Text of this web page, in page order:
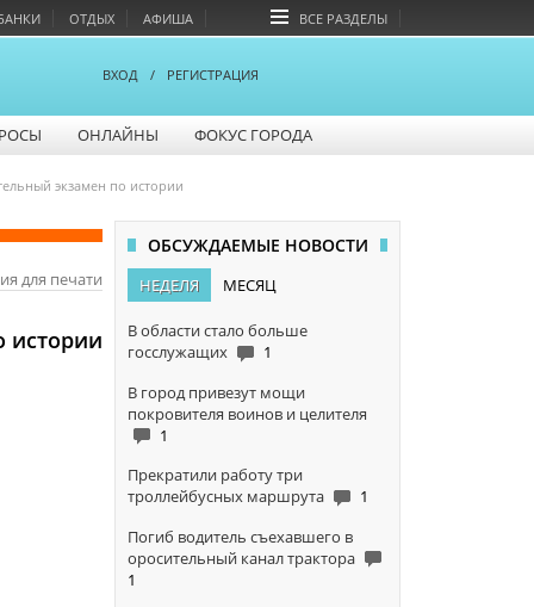
ОТДЫХ АФИША ВСЕ РАЗДЕЛЫ
ВХОД / РЕГИСТРАЦИЯ
ОНЛАЙНЫ ФОКУС ГОРОДА
экзамен по истории
для печати
истории
ОБСУЖДАЕМЫЕ НОВОСТИ
НЕДЕЛЯ МЕСЯЦ
В области стало больше
госслужащих
1
В город привезут мощи
покровителя воинов и целителя
1
Прекратили работу три
троллейбусных маршрута
1
Погиб водитель съехавшего в
оросительный канал трактора
1